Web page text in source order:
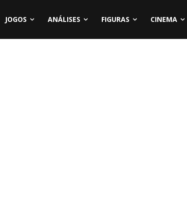
JOGOS ANÁLISES FIGURAS CINEMA